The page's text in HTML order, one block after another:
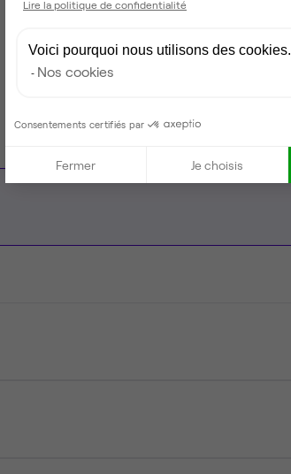
Vidéo projecteur
Wifi
Ménage
Lire la politique de confidentialité
Voici pourquoi nous utilisons des cookies.
Nos cookies
Consentements certifiés par
Fermer Je choisis